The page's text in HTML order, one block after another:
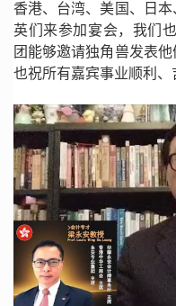
香港、台湾、美国、日
英们来参加宴会，我们
团能够邀请独角兽发表
也祝所有嘉宾事业顺利、